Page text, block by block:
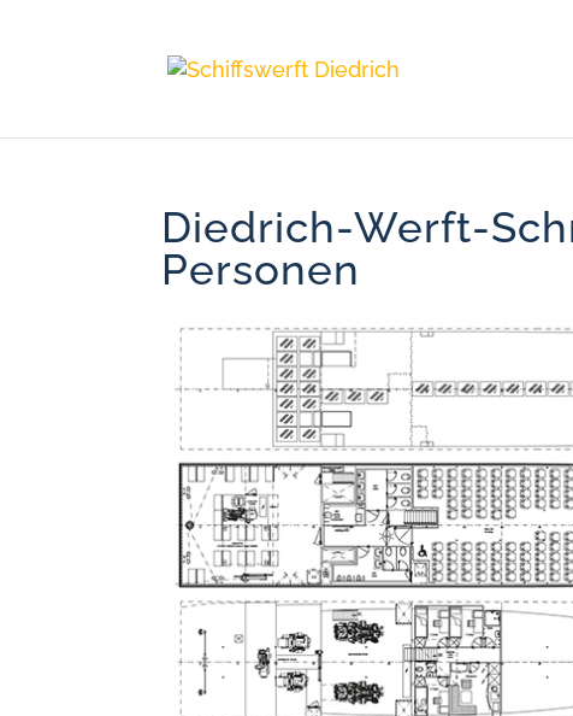
Diedrich-Werft-
Personen